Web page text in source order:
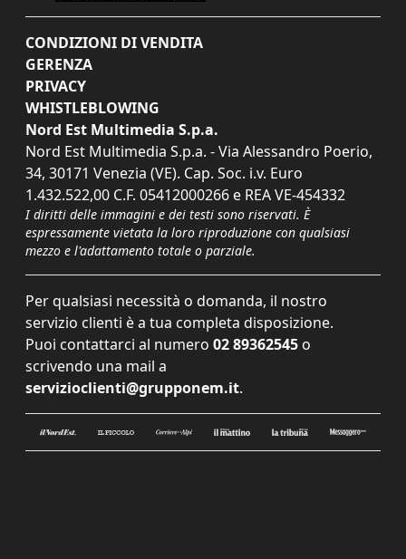
CONDIZIONI DI VENDITA
GERENZA
PRIVACY
WHISTLEBLOWING
Nord Est Multimedia S.p.a.
Nord Est Multimedia S.p.a. - Via Alessandro Poerio,
34, 30171 Venezia (VE). Cap. Soc. i.v. Euro
1.432.522,00 C.F. 05412000266 e REA VE-454332
I diritti delle immagini e dei testi sono riservati. È
espressamente vietata la loro riproduzione con qualsiasi
mezzo e l'adattamento totale o parziale.
Per qualsiasi necessità o domanda, il nostro
servizio clienti è a tua completa disposizione.
Puoi contattarci al numero 02 89362545 o
scrivendo una mail a
servizioclienti@grupponem.it.